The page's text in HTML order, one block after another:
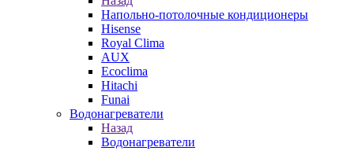
Напольно-потолочные кондиционеры
Hisense
Royal Clima
AUX
Ecoclima
Hitachi
Funai
Водонагреватели
Назад
Водонагреватели